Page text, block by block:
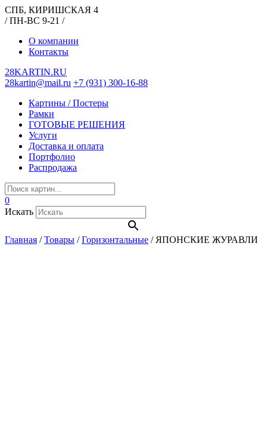
СПБ, КИРИШСКАЯ 4
/ ПН-ВС 9-21 /
О компании
Контакты
28KARTIN.RU
28kartin@mail.ru +7 (931) 300-16-88
Картины / Постеры
Рамки
ГОТОВЫЕ РЕШЕНИЯ
Услуги
Доставка и оплата
Портфолио
Распродажа
0
Искать
Главная /Товары /Горизонтальные / ЯПОНСКИЕ ЖУРАВЛИ